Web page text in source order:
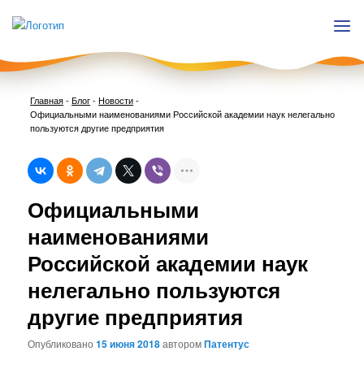
Главная-Блог- Новости-
Официальными наименованиями Российской академии наук нелегально
пользуются другие предприятия
Официальными
наименованиями
Российской академии наук
нелегально пользуются
другие предприятия
Опубликовано15 июня 2018авторомПатентус